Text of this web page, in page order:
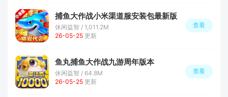
捕鱼大作战小米渠道服安装包最新版
休闲益智 / 1,011.2M
26-05-25 更新
查看
鱼丸捕鱼大作战九游周年版本
休闲益智 / 64.8M
26-05-25 更新
查看